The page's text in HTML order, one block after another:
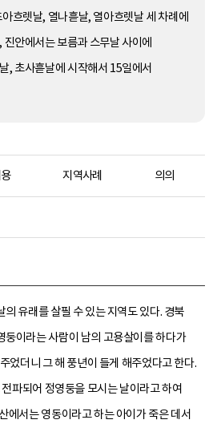
흐렛날, 열나흗날, 열아흐렛날 세 차례에
안에서는 보름과 스무날 사이에
, 초사흗날에 시작해서 15일에서
지역사례 의의
유래를 살필 수 있는 지역도 있다. 경북
둥이라는 사람이 남의 고용살이를 하다가
었더니 그 해 풍년이 들게 해주었다고 한다.
파되어 정영둥을 모시는 날이라고 하여
에서는 영동이라고 하는 아이가 죽은 데서